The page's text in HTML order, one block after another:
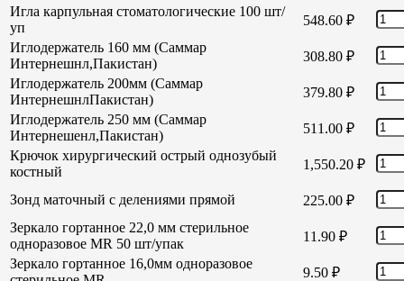
Игла карпульная стоматологические 100 шт/
уп
548.60 ₽
Иглодержатель 160 мм (Саммар
Интернешнл,Пакистан)
308.80 ₽
Иглодержатель 200мм (Саммар
ИнтернешнлПакистан)
379.80 ₽
Иглодержатель 250 мм (Саммар
Интернешенл,Пакистан)
511.00 ₽
Крючок хирургический острый однозубый
костный
1,550.20 ₽
Зонд маточный с делениями прямой 225.00 ₽
Зеркало гортанное 22,0 мм стерильное
одноразовое MR 50 шт/упак
11.90 ₽
Зеркало гортанное 16,0мм одноразовое
9.50 ₽